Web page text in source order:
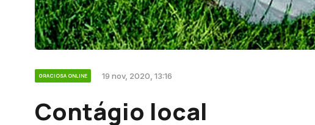
GRACIOSA ONLINE 19 nov, 2020, 13:16
Contágio local